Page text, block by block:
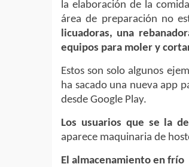
la elaboración de la
área de preparación no
licuadoras, una
equipos para moler y
Estos son solo algunos
ha sacado una nueva app
desde Google Play.
Los usuarios que se la
aparece maquinaria de
El almacenamiento en frío